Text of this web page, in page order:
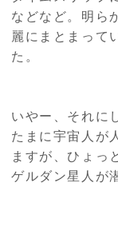
などなど。明ら
麗にまとまって
た。
いやー、それに
たまに宇宙人が
ますが、ひょっ
ゲルダン星人が